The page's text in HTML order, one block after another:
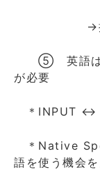
→操る英語
⑤ 英語は、
が必要
＊INPUT ↔
＊Native
語を使う機会